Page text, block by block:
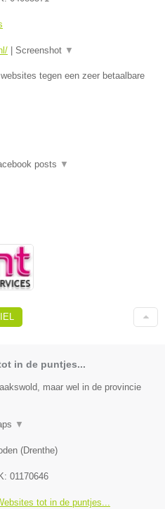
Screenshot ▼
tegen een zeer betaalbare
posts ▼
in de puntjes...
maar wel in de provincie
▼
(Drenthe)
01170646
tot in de puntjes...